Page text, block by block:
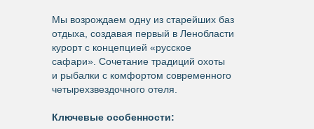
Мы возрождаем одну из старейших баз
отдыха, создавая первый в Ленобласти
курорт с концепцией «русское
сафари». Сочетание традиций охоты
и рыбалки с комфортом современного
четырехзвездочного отеля.
Ключевые особенности: